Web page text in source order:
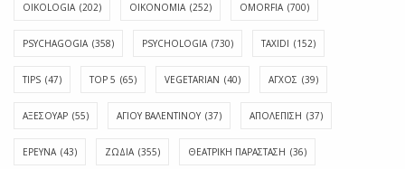
OIKOLOGIA (202) OIKONOMIA (252) OMORFIA (700)
PSYCHAGOGIA (358) PSYCHOLOGIA (730) TAXIDI (152)
TIPS (47) TOP 5 (65) VEGETARIAN (40) ΑΓΧΟΣ (39)
ΑΞΕΣΟΥΑΡ (55) ΑΓΊΟΥ ΒΑΛΕΝΤΊΝΟΥ (37) ΑΠΟΛΈΠΙΣΗ (37)
ΕΡΕΥΝΑ (43) ΖΩΔΙΑ (355) ΘΕΑΤΡΙΚΗ ΠΑΡΑΣΤΑΣΗ (36)